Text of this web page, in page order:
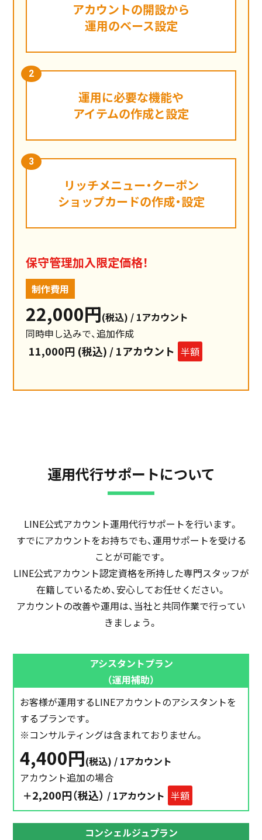
アカウントの開設から
運用のベース設定
運用に必要な機能や
アイテムの作成と設定
リッチメニュー・クーポン
ショップカードの作成・設定
保守管理加入限定価格！
制作費用
22,000円(税込) / 1アカウント
同時申し込みで、追加作成
11,000円 (税込) / 1アカウント 半額
運用代行サポートについて
LINE公式アカウント運用代行サポートを行います。
すでにアカウントをお持ちでも、運用サポートを受ける
ことが可能です。
LINE公式アカウント認定資格を所持した専門スタッフが
在籍しているため、安心してお任せください。
アカウントの改善や運用は、当社と共同作業で行ってい
きましょう。
アシスタントプラン
（運用補助）
お客様が運用するLINEアカウントのアシスタントを
するプランです。
※コンサルティングは含まれておりません。
4,400円(税込) / 1アカウント
アカウント追加の場合
＋2,200円（税込） / 1アカウント 半額
コンシェルジュプラン